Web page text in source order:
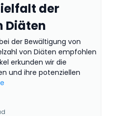
der
Diäten
der Bewältigung von
von Diäten empfohlen
erkunden wir die
und ihre potenziellen